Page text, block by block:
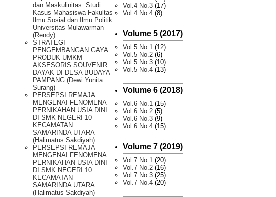
dan Maskulinitas: Studi
Kasus Mahasiswa Fakultas
Ilmu Sosial dan Ilmu Politik
Universitas Mulawarman
(Rendy)
STRATEGI
PENGEMBANGAN GAYA
PRODUK UMKM
AKSESORIS SOUVENIR
DAYAK DI DESA BUDAYA
PAMPANG (Dewi Yunita
Surang)
PERSEPSI REMAJA
MENGENAI FENOMENA
PERNIKAHAN USIA DINI
DI SMK NEGERI 10
KECAMATAN
SAMARINDA UTARA
(Halimatus Sakdiyah)
PERSEPSI REMAJA
MENGENAI FENOMENA
PERNIKAHAN USIA DINI
DI SMK NEGERI 10
KECAMATAN
SAMARINDA UTARA
(Halimatus Sakdiyah)
Vol.4 No.3 (17)
Vol.4 No.4 (8)
Volume 5 (2017)
Vol.5 No.1 (12)
Vol.5 No.2 (6)
Vol.5 No.3 (10)
Vol.5 No.4 (13)
Volume 6 (2018)
Vol.6 No.1 (15)
Vol.6 No.2 (5)
Vol.6 No.3 (9)
Vol.6 No.4 (15)
Volume 7 (2019)
Vol.7 No.1 (20)
Vol.7 No.2 (16)
Vol.7 No.3 (25)
Vol.7 No.4 (20)